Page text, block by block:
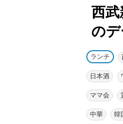
西武
のデ
ランチ
日本酒
ママ会
中華 韓